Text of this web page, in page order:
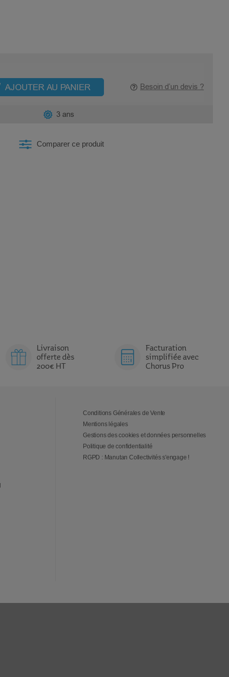
AJOUTER AU PANIER Besoin d’un devis ?
Comparer ce produit
3 ans
Livraison
offerte dès
200€ HT
Facturation
simplifiée avec
Chorus Pro
Conditions Générales de Vente
Mentions légales
Gestions des cookies et données personnelles
Politique de confidentialité
RGPD : Manutan Collectivités s'engage !